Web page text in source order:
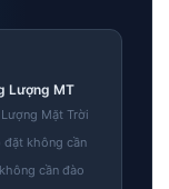
Lượng MT
Mặt Trời
đặt không cần
cần đào